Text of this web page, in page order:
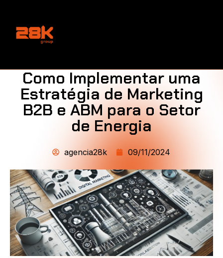
Como Implementar uma
Estratégia de Marketing
B2B e ABM para o Setor
de Energia
agencia28k 09/11/2024